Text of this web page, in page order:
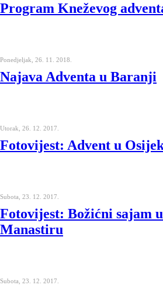
Program Kneževog
Ponedjeljak, 26. 11. 2018.
Najava Adventa u Baranji
Utorak, 26. 12. 2017.
Fotovijest: Advent u
Subota, 23. 12. 2017.
Fotovijest: Božićni sajam
Manastiru
Subota, 23. 12. 2017.